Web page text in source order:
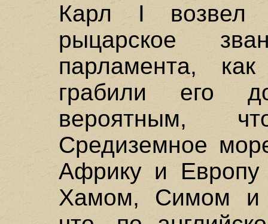
Карл I возвел
рыцарское
парламента,
грабили его
вероятным,
Средиземное
Африку и Европу
Хамом, Симом и